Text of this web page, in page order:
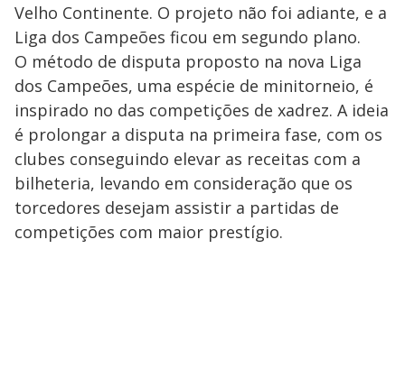
Velho Continente. O projeto não foi adiante, e a
Liga dos Campeões ficou em segundo plano.
O método de disputa proposto na nova Liga
dos Campeões, uma espécie de minitorneio, é
inspirado no das competições de xadrez. A ideia
é prolongar a disputa na primeira fase, com os
clubes conseguindo elevar as receitas com a
bilheteria, levando em consideração que os
torcedores desejam assistir a partidas de
competições com maior prestígio.